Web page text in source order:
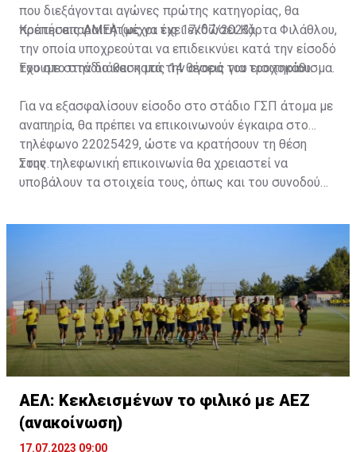
που διεξάγονται αγώνες πρώτης κατηγορίας, θα
πρέπει απαραιτήτως να έχει εκδώσει Κάρτα Φιλάθλου,
την οποία υποχρεούται να επιδεικνύει κατά την είσοδό
του στο στάδιο και κατά την αγορά του εισιτηρίου.
Κρατήσεις ΑΜΕΑ (μέχρι τις 17/07/2023)
Έχουμε στην διάθεση μας 14 θέσεις για τροχοκάθισμα.
Για να εξασφαλίσουν είσοδο στο στάδιο ΓΣΠ άτομα με
αναπηρία, θα πρέπει να επικοινωνούν έγκαιρα στο
τηλέφωνο 22025429, ώστε να κρατήσουν τη θέση
τους.
Στην τηλεφωνική επικοινωνία θα χρειαστεί να
υποβάλουν τα στοιχεία τους, όπως και του συνοδού
ονοματεπώνυμο, αριθμός πινακίδας αυτοκινήτου,
ΑΕΛ: Κεκλεισμένων το φιλικό με ΑΕΖ
(ανακοίνωση)
17.07.2023 09:00